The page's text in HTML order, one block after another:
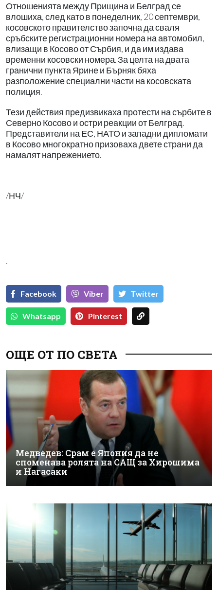
Отношенията между Прищина и Белград се
влошиха, след като в понеделник, 20 септември,
косовското правителство започна да сваля
сръбските регистрационни номера на автомобил,
влизащи в Косово от Сърбия, и да им издава
временни косовски номера. За целта на двата
гранични пункта Ярине и Бърняк бяха
разположение специални части на косовската
полиция.
Тези действия предизвикаха протести на сърбите в
Северно Косово и остри реакции от Белград.
Представители на ЕС, НАТО и западни дипломати
в Косово многократно призоваха двете страни да
намалят напрежението.
/НЧ/
`
Facebook Viber Тwitter
Whatsapp Pinterest
ОЩЕ ОТ ПО СВЕТА
Медведев: Срам е Япония да не
споменава ролята на САЩ за Хирошима
и Нагасаки